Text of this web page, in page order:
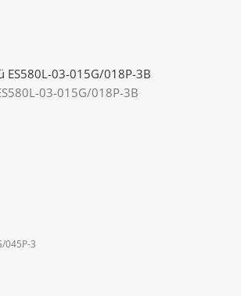
03-015G/018P-3B
045P-3